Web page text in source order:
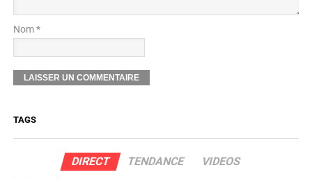
Nom *
TAGS
DIRECT TENDANCE VIDEOS